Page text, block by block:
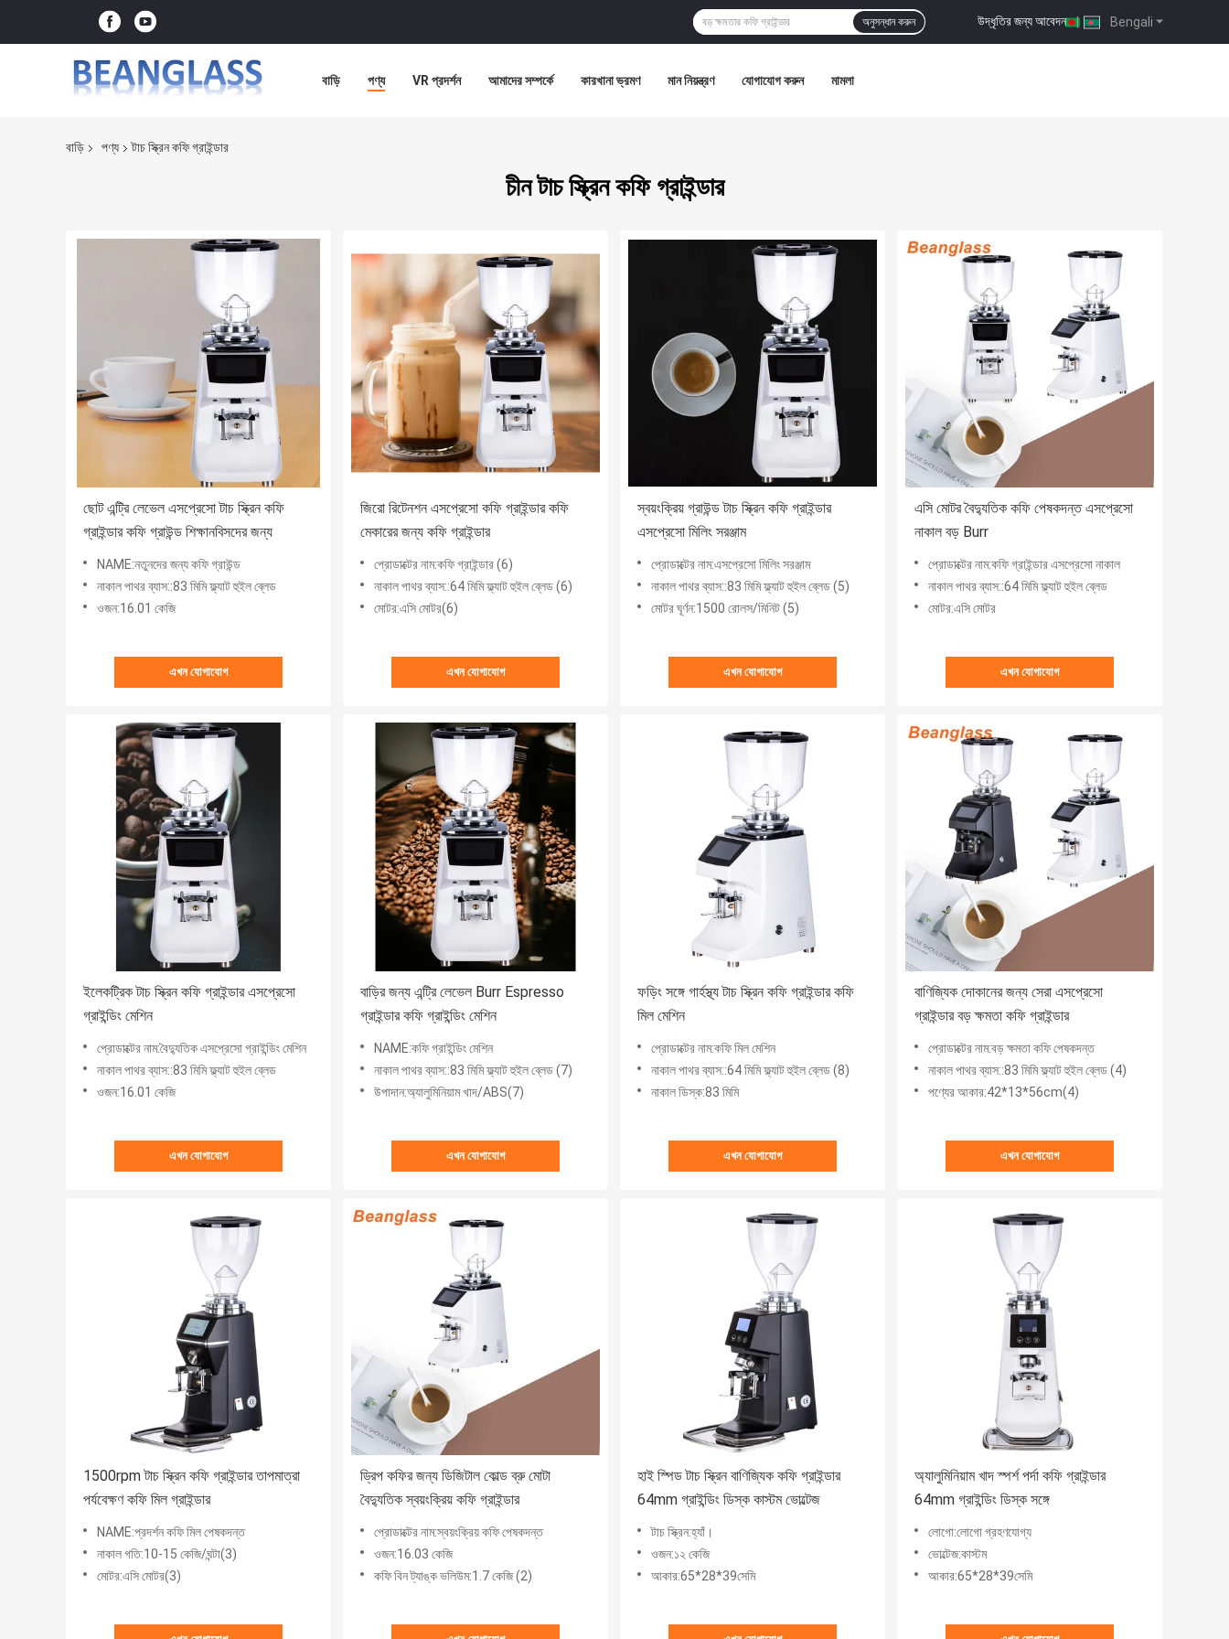
Bengali
উদ্ধৃতির জন্য আবেদন |
অনুসন্ধান করুন
বাড়ি পণ্য VR প্রদর্শন আমাদের সম্পর্কে কারখানা ভ্রমণ মান নিয়ন্ত্রণ যোগাযোগ করুন মামলা
বাড়ি পণ্য টাচ স্ক্রিন কফি গ্রাইন্ডার
চীন টাচ স্ক্রিন কফি গ্রাইন্ডার
ছোট এন্ট্রি লেভেল এসপ্রেসো টাচ স্ক্রিন কফি
গ্রাইন্ডার কফি গ্রাউন্ড শিক্ষানবিসদের জন্য
NAME:নতুনদের জন্য কফি গ্রাউন্ড
নাকাল পাথর ব্যাস::83 মিমি ফ্ল্যাট হুইল ব্লেড
ওজন:16.01 কেজি
এখন যোগাযোগ
জিরো রিটেনশন এসপ্রেসো কফি গ্রাইন্ডার কফি
মেকারের জন্য কফি গ্রাইন্ডার
প্রোডাক্টের নাম:কফি গ্রাইন্ডার (6)
নাকাল পাথর ব্যাস::64 মিমি ফ্ল্যাট হুইল ব্লেড (6)
মোটর:এসি মোটর(6)
এখন যোগাযোগ
স্বয়ংক্রিয় গ্রাউন্ড টাচ স্ক্রিন কফি গ্রাইন্ডার
এসপ্রেসো মিলিং সরঞ্জাম
প্রোডাক্টের নাম:এসপ্রেসো মিলিং সরঞ্জাম
নাকাল পাথর ব্যাস::83 মিমি ফ্ল্যাট হুইল ব্লেড (5)
মোটর ঘূর্ণন:1500 রোলস/মিনিট (5)
এখন যোগাযোগ
এসি মোটর বৈদ্যুতিক কফি পেষকদন্ত এসপ্রেসো
নাকাল বড় Burr
প্রোডাক্টের নাম:কফি গ্রাইন্ডার এসপ্রেসো নাকাল
নাকাল পাথর ব্যাস::64 মিমি ফ্ল্যাট হুইল ব্লেড
মোটর:এসি মোটর
এখন যোগাযোগ
ইলেকট্রিক টাচ স্ক্রিন কফি গ্রাইন্ডার এসপ্রেসো
গ্রাইন্ডিং মেশিন
প্রোডাক্টের নাম:বৈদ্যুতিক এসপ্রেসো গ্রাইন্ডিং মেশিন
নাকাল পাথর ব্যাস::83 মিমি ফ্ল্যাট হুইল ব্লেড
ওজন:16.01 কেজি
এখন যোগাযোগ
বাড়ির জন্য এন্ট্রি লেভেল Burr Espresso
গ্রাইন্ডার কফি গ্রাইন্ডিং মেশিন
NAME:কফি গ্রাইন্ডিং মেশিন
নাকাল পাথর ব্যাস::83 মিমি ফ্ল্যাট হুইল ব্লেড (7)
উপাদান:অ্যালুমিনিয়াম খাদ/ABS(7)
এখন যোগাযোগ
ফড়িং সঙ্গে গার্হস্থ্য টাচ স্ক্রিন কফি গ্রাইন্ডার কফি
মিল মেশিন
প্রোডাক্টের নাম:কফি মিল মেশিন
নাকাল পাথর ব্যাস::64 মিমি ফ্ল্যাট হুইল ব্লেড (8)
নাকাল ডিস্ক:83 মিমি
এখন যোগাযোগ
বাণিজ্যিক দোকানের জন্য সেরা এসপ্রেসো
গ্রাইন্ডার বড় ক্ষমতা কফি গ্রাইন্ডার
প্রোডাক্টের নাম:বড় ক্ষমতা কফি পেষকদন্ত
নাকাল পাথর ব্যাস::83 মিমি ফ্ল্যাট হুইল ব্লেড (4)
পণ্যের আকার:42*13*56cm(4)
এখন যোগাযোগ
1500rpm টাচ স্ক্রিন কফি গ্রাইন্ডার তাপমাত্রা
পর্যবেক্ষণ কফি মিল গ্রাইন্ডার
NAME:প্রদর্শন কফি মিল পেষকদন্ত
নাকাল গতি:10-15 কেজি/ঘন্টা(3)
মোটর:এসি মোটর(3)
ড্রিপ কফির জন্য ডিজিটাল কোল্ড ব্রু মোটা
বৈদ্যুতিক স্বয়ংক্রিয় কফি গ্রাইন্ডার
প্রোডাক্টের নাম:স্বয়ংক্রিয় কফি পেষকদন্ত
ওজন:16.03 কেজি
কফি বিন ট্যাঙ্ক ভলিউম:1.7 কেজি (2)
হাই স্পিড টাচ স্ক্রিন বাণিজ্যিক কফি গ্রাইন্ডার
64mm গ্রাইন্ডিং ডিস্ক কাস্টম ভোল্টেজ
টাচ স্ক্রিন:হ্যাঁ।
ওজন:১২ কেজি
আকার:65*28*39সেমি
অ্যালুমিনিয়াম খাদ স্পর্শ পর্দা কফি গ্রাইন্ডার
64mm গ্রাইন্ডিং ডিস্ক সঙ্গে
লোগো:লোগো গ্রহণযোগ্য
ভোল্টেজ:কাস্টম
আকার:65*28*39সেমি